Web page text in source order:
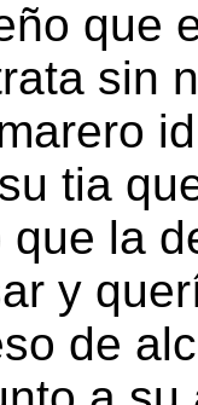
que
sin
tia
la
y
de